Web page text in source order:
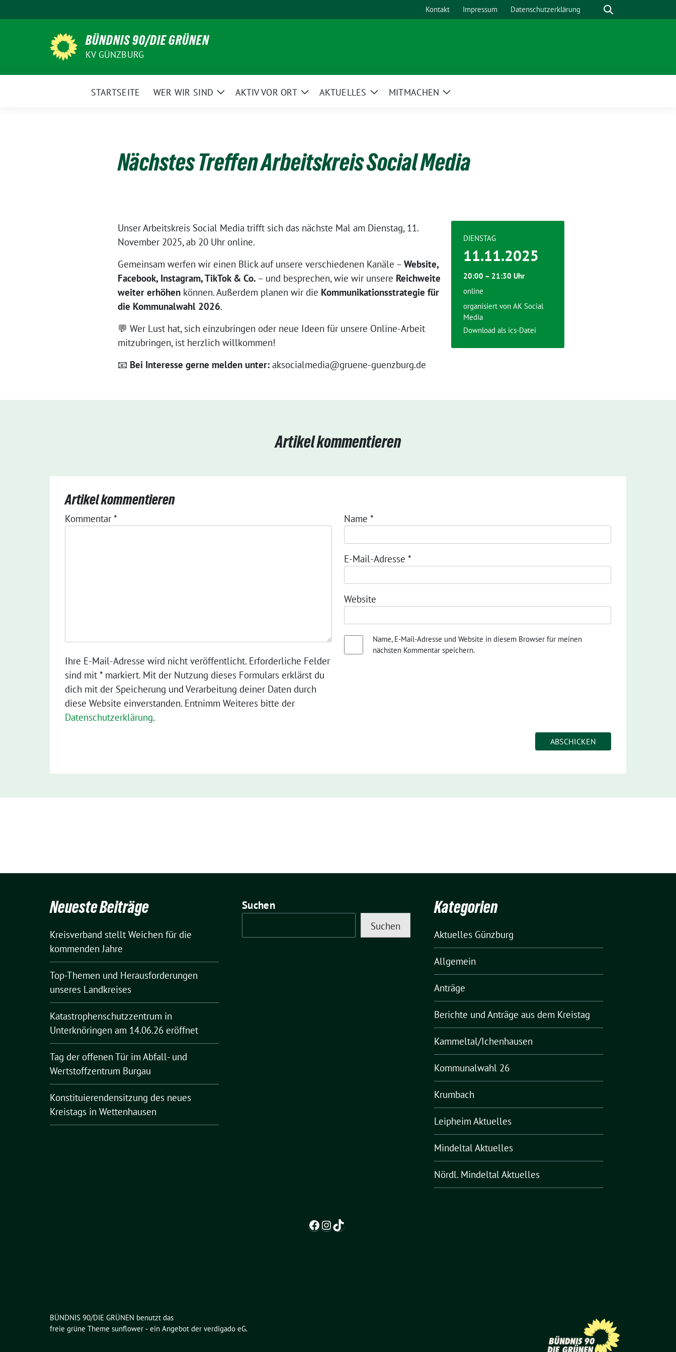
zum
Kontakt Impressum Datenschutzerklärung Suche
BÜNDNIS 90/DIE GRÜNEN
KV GÜNZBURG
STARTSEITE WER WIR SIND
ZeigeAKTIV VOR ORT
ZeigeAKTUELLES
ZeigeMITMACHEN
Zeige
Nächstes Treffen Arbeitskreis Social Media
Unser Arbeitskreis Social Media trifft sich das nächste Mal am Dienstag, 11.
November 2025, ab 20 Uhr online.
Gemeinsam werfen wir einen Blick auf unsere verschiedenen Kanäle – Website,
Facebook, Instagram, TikTok & Co. – und besprechen, wie wir unsere Reichweite
weiter erhöhen können. Außerdem planen wir die Kommunikationsstrategie für
die Kommunalwahl 2026.
💬 Wer Lust hat, sich einzubringen oder neue Ideen für unsere Online-Arbeit
mitzubringen, ist herzlich willkommen!
📧 Bei Interesse gerne melden unter: aksocialmedia@gruene-guenzburg.de
DIENSTAG
11.11.2025
20:00 – 21:30 Uhr
online
organisiert von AK Social
Media
Download als ics-Datei
Artikel kommentieren
Artikel kommentieren
Kommentar*
Ihre E-Mail-Adresse wird nicht veröffentlicht. Erforderliche Felder
sind mit * markiert. Mit der Nutzung dieses Formulars erklärst du
dich mit der Speicherung und Verarbeitung deiner Daten durch
diese Website einverstanden. Entnimm Weiteres bitte der
Datenschutzerklärung.
Name *
E-Mail-Adresse *
Website
Name, E-Mail-Adresse und Website in diesem Browser für meinen
nächsten Kommentar speichern.
Neueste Beiträge
Kreisverband stellt Weichen für die
kommenden Jahre
Top-Themen und Herausforderungen
unseres Landkreises
Katastrophenschutzzentrum in
Unterknöringen am 14.06.26 eröffnet
Tag der offenen Tür im Abfall- und
Wertstoffzentrum Burgau
Konstituierendensitzung des neues
Kreistags in Wettenhausen
Suchen
Suchen
Kategorien
Aktuelles Günzburg
Allgemein
Anträge
Berichte und Anträge aus dem Kreistag
Kammeltal/Ichenhausen
Kommunalwahl 26
Krumbach
Leipheim Aktuelles
Mindeltal Aktuelles
Nördl. Mindeltal Aktuelles
Facebook
Instagram
TikTok
BÜNDNIS 90/DIE GRÜNEN benutzt das
freie grüne Theme sunflower ‐ ein Angebot der verdigado eG.